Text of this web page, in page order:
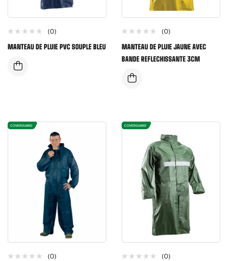
(0)
MANTEAU DE PLUIE PVC SOUPLE BLEU
(0)
MANTEAU DE PLUIE JAUNE AVEC
BANDE REFLECHISSANTE 3CM
COVERGUARD
(0)
COVERGUARD
(0)